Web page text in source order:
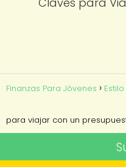
Finanzas Para Jóvenes
para viajar con un